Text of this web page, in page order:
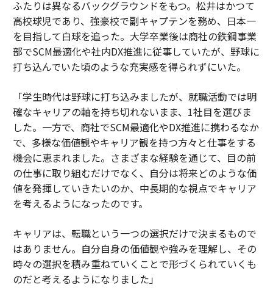
ふたりは異なるバックグラウンドをもつ。松井はかつて
高校球児であり、強豪校で副キャプテンを務め、日本一
を目指して白球を追った。大学卒業後は商社の鉄鋼事業
部でSCM最適化や社内DX推進に従事していたが、野球に
打ち込んでいた頃のような充実感を得られずにいた。
「学生時代は野球に打ち込みましたが、就職活動では明
確なキャリアの軸を持ち切れないまま、1社目を選びま
した。一方で、商社でSCM最適化やDX推進に携わるなか
で、多様な価値観やキャリア観を持つ方々と仕事をする
機会に恵まれました。さまざまな経験を通じて、目の前
の仕事に取り組むだけでなく、自分は将来どのような価
値を発揮していきたいのか、中長期的な視点でキャリア
を考えるようになったのです。
キャリアは、転職という一つの選択だけで決まるもので
はありません。自分自身の価値観や強みを理解し、その
時々の選択を積み重ねていくことで形づくられていくも
のだと考えるようになりました」